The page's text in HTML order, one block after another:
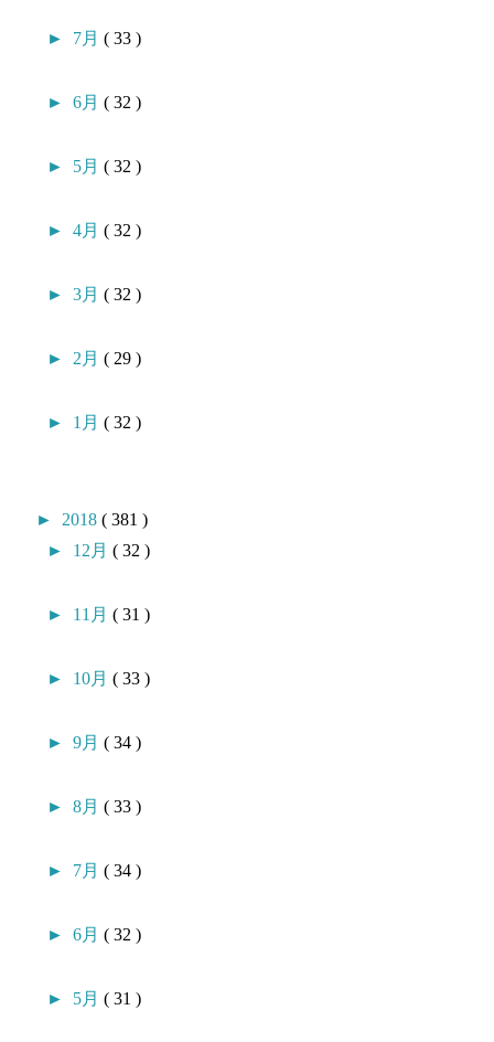
► 7月( 33 )
►6月( 32 )
► 5月( 32 )
►4月( 32 )
►3月( 32 )
► 2月( 29 )
► 1月( 32 )
► 2018( 381 )
► 12月( 32 )
► 11月( 31 )
► 10月( 33 )
►9月( 34 )
►8月( 33 )
► 7月( 34 )
►6月( 32 )
► 5月( 31 )